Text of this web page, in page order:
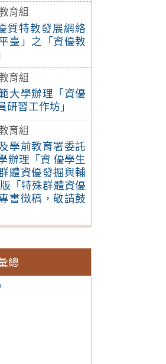
育組
質特教發展網絡
臺」之「資優教
育組
大學辦理「資優
研習工作坊」
育組
學前教育署委託
辦理「資 優學生
體資優發掘與輔
「特殊群體資優
書徵稿，敬請鼓
總